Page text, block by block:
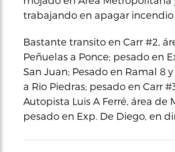
trabajando en apagar incendio
Bastante transito en Carr #2,
Peñuelas a Ponce; pesado en
San Juan; Pesado en Ramal 8
a Rio Piedras; pesado en Carr
Autopista Luis A Ferré, área de
pesado en Exp. De Diego, en